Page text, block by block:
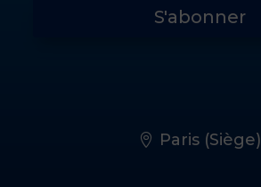
S'abonner
Paris (Siège)